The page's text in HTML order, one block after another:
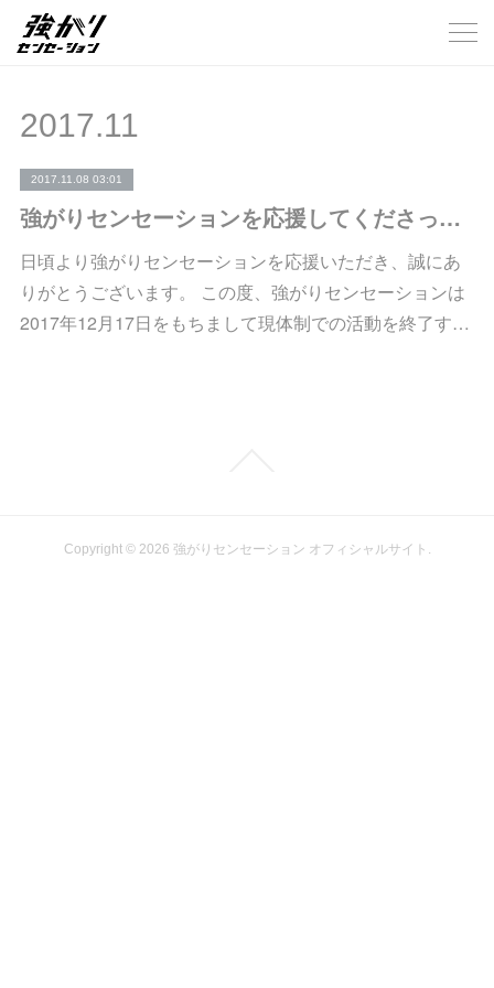
2017.11
2017.11.08 03:01
強がりセンセーションを応援してくださっている皆さまへ
日頃より強がりセンセーションを応援いただき、誠にあ
りがとうございます。 この度、強がりセンセーションは
2017年12月17日をもちまして現体制での活動を終了す…
Copyright © 2026 強がりセンセーション オフィシャルサイト .